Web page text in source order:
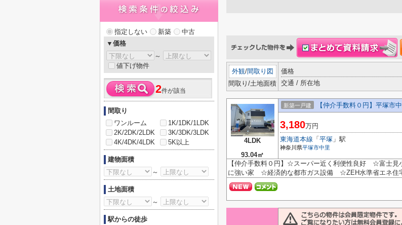
外観/間取り図
間取り/土地面積
価格
交通 / 所在地
4LDK
93.04㎡
新築一戸建 【仲介手数料０円】平塚
3,180万円
東海道本線 「 平塚 」駅
神奈川県平塚市中里
【仲介手数料０円】☆スーパー近く利便性良好 ☆富士
に強い家 ☆経済的な都市ガス設備 ☆ZEH水準省エネ
指定しない 新築
中古
▼価格
～
値下げ物件
2件が該当
間取り
ワンルーム
1K/1DK/1LDK
2K/2DK/2LDK
3K/3DK/3LDK
4K/4DK/4LDK
5K以上
建物面積
～
土地面積
～
駅からの徒歩